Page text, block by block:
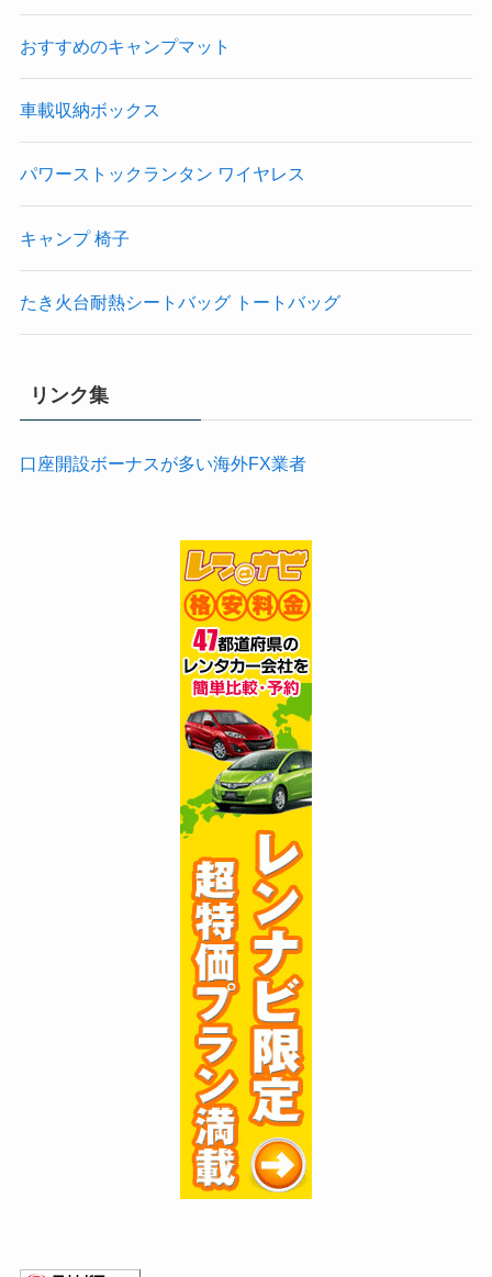
おすすめのキャンプマット
車載収納ボックス
パワーストックランタン ワイヤレス
キャンプ 椅子
たき火台耐熱シートバッグ トートバッグ
リンク集
口座開設ボーナスが多い海外FX業者